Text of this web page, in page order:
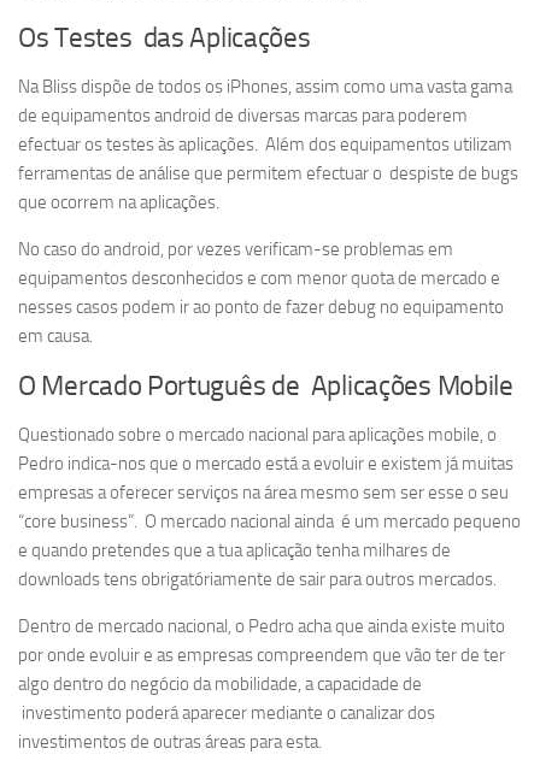
Os Testes das Aplicações
Na Bliss dispõe de todos os iPhones, assim como uma vasta gama
de equipamentos android de diversas marcas para poderem
efectuar os testes às aplicações. Além dos equipamentos utilizam
ferramentas de análise que permitem efectuar o despiste de bugs
que ocorrem na aplicações.
No caso do android, por vezes verificam-se problemas em
equipamentos desconhecidos e com menor quota de mercado e
nesses casos podem ir ao ponto de fazer debug no equipamento
em causa.
O Mercado Português de Aplicações Mobile
Questionado sobre o mercado nacional para aplicações mobile, o
Pedro indica-nos que o mercado está a evoluir e existem já muitas
empresas a oferecer serviços na área mesmo sem ser esse o seu
“core business”. O mercado nacional ainda é um mercado pequeno
e quando pretendes que a tua aplicação tenha milhares de
downloads tens obrigatóriamente de sair para outros mercados.
Dentro de mercado nacional, o Pedro acha que ainda existe muito
por onde evoluir e as empresas compreendem que vão ter de ter
algo dentro do negócio da mobilidade, a capacidade de
investimento poderá aparecer mediante o canalizar dos
investimentos de outras áreas para esta.